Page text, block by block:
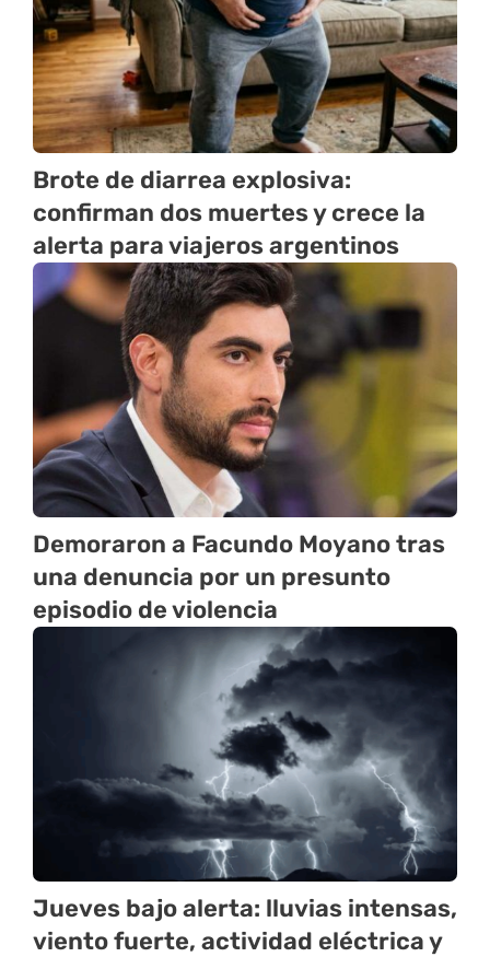
Brote de diarrea explosiva:
confirman dos muertes y crece la
alerta para viajeros argentinos
Demoraron a Facundo Moyano tras
una denuncia por un presunto
episodio de violencia
Jueves bajo alerta: lluvias intensas,
viento fuerte, actividad eléctrica y